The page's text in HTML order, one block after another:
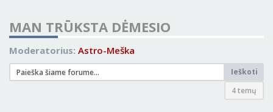
MAN TRŪKSTA DĖMESIO
Moderatorius: Astro-Meška
Ieškoti
4 temų